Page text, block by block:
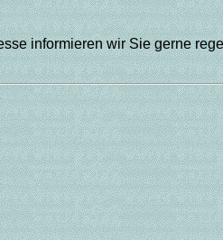
informieren wir Sie gerne